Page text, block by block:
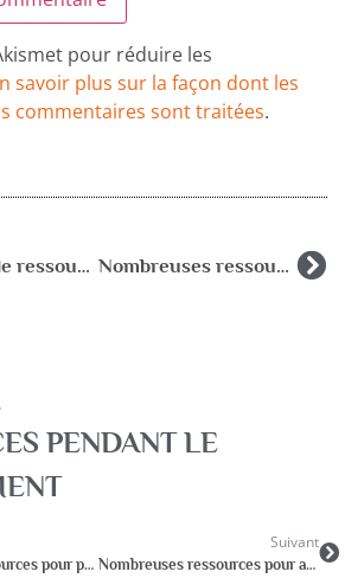
pour réduire les
savoir plus sur la façon dont les
commentaires sont traitées.
Une mine de ressources pour professionnels et parents sur la plateforme Enfance & COVID Nombreuses ressources pour accompagner parents et enfants
PENDANT LE
Une mine de ressources pour professionnels et parents sur la plateforme Enfance & COVID
Suivant
Nombreuses ressources pour accompagner parents et enfants